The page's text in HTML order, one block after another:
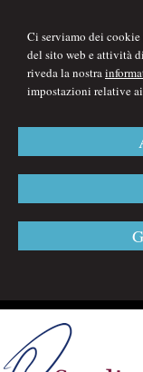
Ci serviamo dei
del sito web e attività
riveda la nostra
impostazioni relative